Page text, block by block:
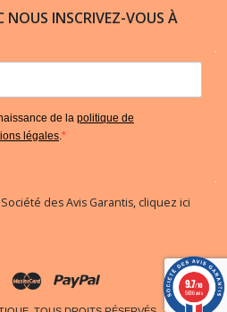
NOUS INSCRIVEZ-VOUS À
de la politique de
légales.
des Avis Garantis, cliquez ici
9.7/10
5836 avis